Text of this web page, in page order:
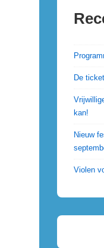
De
kan!
Nieuw
Violen